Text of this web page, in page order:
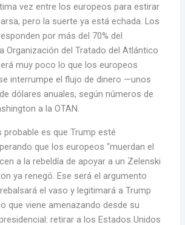
vez entre los europeos para estirar
pero la suerte ya está echada. Los
por más del 70% del
Organización del Tratado del Atlántico
muy poco lo que los europeos
interrumpe el flujo de dinero —unos
dólares anuales, según números de
a la OTAN.
probable es que Trump esté
que los europeos “muerdan el
a la rebeldía de apoyar a un Zelenski
ya renegó. Ese será el argumento
el vaso y legitimará a Trump
que viene amenazando desde su
retirar a los Estados Unidos